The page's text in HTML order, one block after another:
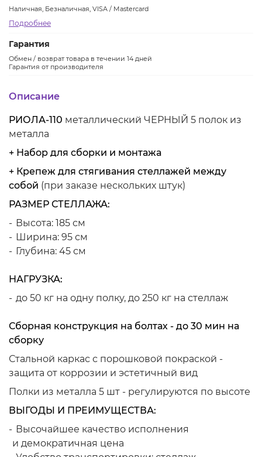
Наличная, Безналичная, VISA / Mastercard
Подробнее
Гарантия
Обмен / возврат товара в течении 14 дней
Гарантия от производителя
Описание
РИОЛА-110 металлический ЧЕРНЫЙ 5 полок из
металла
+ Набор для сборки и монтажа
+ Крепеж для стягивания стеллажей между
собой (при заказе нескольких штук)
РАЗМЕР СТЕЛЛАЖА:
Высота: 185 см
Ширина: 95 см
Глубина: 45 см
НАГРУЗКА:
до 50 кг на одну полку, до 250 кг на стеллаж
Сборная конструкция на болтах - до 30 мин на
сборку
Стальной каркас с порошковой покраской -
защита от коррозии и эстетичный вид
Полки из металла 5 шт - регулируются по высоте
ВЫГОДЫ И ПРЕИМУЩЕСТВА:
Высочайшее качество исполнения
и демократичная цена